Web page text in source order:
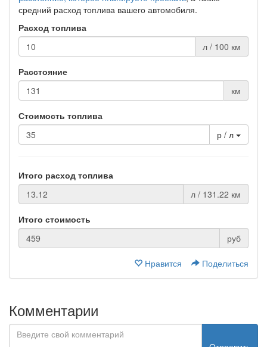
средний расход топлива вашего автомобиля.
Расход топлива
л / 100 км
Расстояние
км
Стоимость топлива
р / л
Итого расход топлива
л / 131.22 км
Итого стоимость
руб
Нравится Поделиться
Комментарии